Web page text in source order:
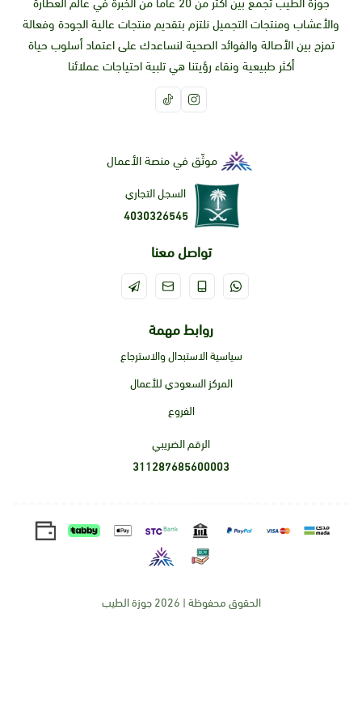
والأعشاب ومنتجات التجميل نلتزم بتقديم منتجات عالية الجودة وفعالة
تمزج بين الأصالة والفوائد الصحية لنساعدك على اعتماد أسلوب حياة
أكثر طبيعية ونقاء رؤيتنا هي تلبية احتياجات عملائنا
موثّق في منصة الأعمال
السجل التجاري
4030326545
تواصل معنا
روابط مهمة
سياسية الاستبدال والاسترجاع
المركز السعودي للأعمال
الفروع
الرقم الضريبي
311287685600003
الحقوق محفوظة | 2026 جوزة الطيب